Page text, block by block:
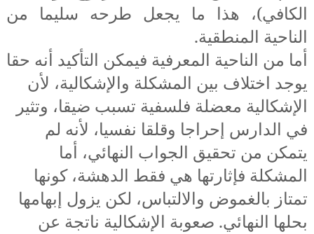
الكافي)، هذا ما يجعل طرحه سليما من
الناحية المنطقية.
أما من الناحية المعرفية فيمكن التأكيد أنه حقا
يوجد اختلاف بين المشكلة والإشكالية، لأن
الإشكالية معضلة فلسفية تسبب ضيقا، وتثير
في الدارس إحراجا وقلقا نفسيا، لأنه لم
يتمكن من تحقيق الجواب النهائي، أما
المشكلة فإثارتها هي فقط الدهشة، كونها
تمتاز بالغموض والالتباس، لكن يزول إبهامها
بحلها النهائي. صعوبة الإشكالية ناتجة عن